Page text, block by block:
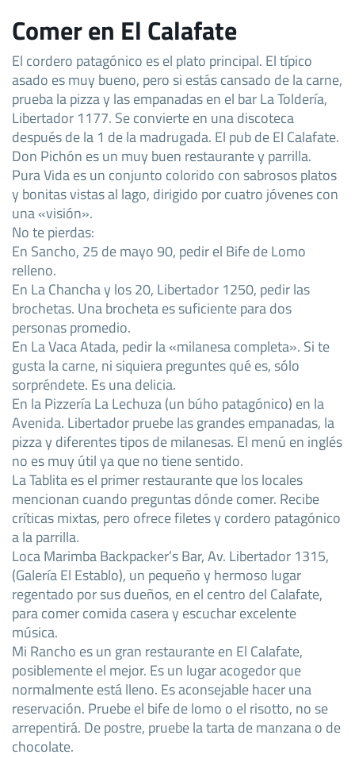
Comer en El Calafate
El cordero patagónico es el plato principal. El típico
asado es muy bueno, pero si estás cansado de la carne,
prueba la pizza y las empanadas en el bar La Toldería,
Libertador 1177. Se convierte en una discoteca
después de la 1 de la madrugada. El pub de El Calafate.
Don Pichón es un muy buen restaurante y parrilla.
Pura Vida es un conjunto colorido con sabrosos platos
y bonitas vistas al lago, dirigido por cuatro jóvenes con
una «visión».
No te pierdas:
En Sancho, 25 de mayo 90, pedir el Bife de Lomo
relleno.
En La Chancha y los 20, Libertador 1250, pedir las
brochetas. Una brocheta es suficiente para dos
personas promedio.
En La Vaca Atada, pedir la «milanesa completa». Si te
gusta la carne, ni siquiera preguntes qué es, sólo
sorpréndete. Es una delicia.
En la Pizzería La Lechuza (un búho patagónico) en la
Avenida. Libertador pruebe las grandes empanadas, la
pizza y diferentes tipos de milanesas. El menú en inglés
no es muy útil ya que no tiene sentido.
La Tablita es el primer restaurante que los locales
mencionan cuando preguntas dónde comer. Recibe
críticas mixtas, pero ofrece filetes y cordero patagónico
a la parrilla.
Loca Marimba Backpacker’s Bar, Av. Libertador 1315,
(Galería El Establo), un pequeño y hermoso lugar
regentado por sus dueños, en el centro del Calafate,
para comer comida casera y escuchar excelente
música.
Mi Rancho es un gran restaurante en El Calafate,
posiblemente el mejor. Es un lugar acogedor que
normalmente está lleno. Es aconsejable hacer una
reservación. Pruebe el bife de lomo o el risotto, no se
arrepentirá. De postre, pruebe la tarta de manzana o de
chocolate.